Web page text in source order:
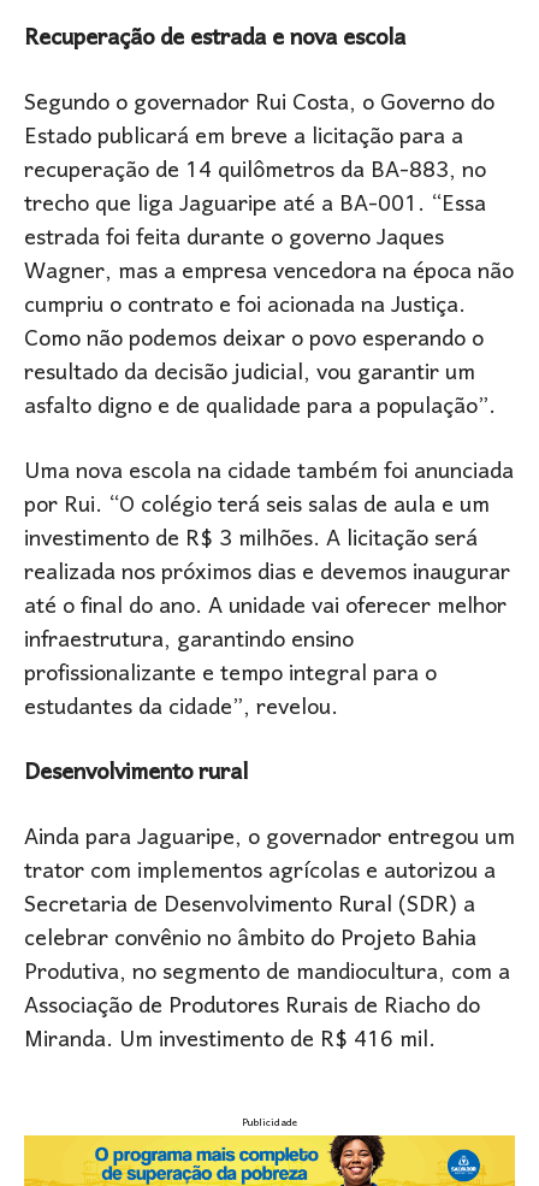
Recuperação de estrada e nova escola
Segundo o governador Rui Costa, o Governo do
Estado publicará em breve a licitação para a
recuperação de 14 quilômetros da BA-883, no
trecho que liga Jaguaripe até a BA-001. “Essa
estrada foi feita durante o governo Jaques
Wagner, mas a empresa vencedora na época não
cumpriu o contrato e foi acionada na Justiça.
Como não podemos deixar o povo esperando o
resultado da decisão judicial, vou garantir um
asfalto digno e de qualidade para a população”.
Uma nova escola na cidade também foi anunciada
por Rui. “O colégio terá seis salas de aula e um
investimento de R$ 3 milhões. A licitação será
realizada nos próximos dias e devemos inaugurar
até o final do ano. A unidade vai oferecer melhor
infraestrutura, garantindo ensino
profissionalizante e tempo integral para o
estudantes da cidade”, revelou.
Desenvolvimento rural
Ainda para Jaguaripe, o governador entregou um
trator com implementos agrícolas e autorizou a
Secretaria de Desenvolvimento Rural (SDR) a
celebrar convênio no âmbito do Projeto Bahia
Produtiva, no segmento de mandiocultura, com a
Associação de Produtores Rurais de Riacho do
Miranda. Um investimento de R$ 416 mil.
Publicidade